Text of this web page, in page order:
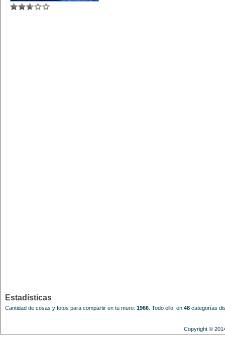
Estadísticas
Cantidad de cosas y fotos para compartir en tu muro: 1966 Todo ello, en 48 categorías
Copyright ©